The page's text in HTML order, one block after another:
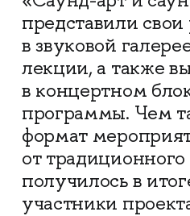
представили свои
в звуковой
лекции, а также
в концертном
программы. Чем
формат
от традиционного
получилось в
участники